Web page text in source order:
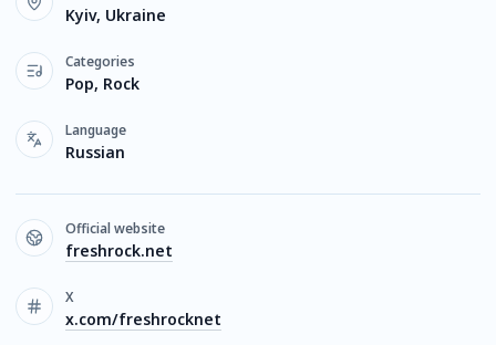
Kyiv, Ukraine
Categories
Pop, Rock
Language
Russian
Official website
freshrock.net
X
x.com/freshrocknet